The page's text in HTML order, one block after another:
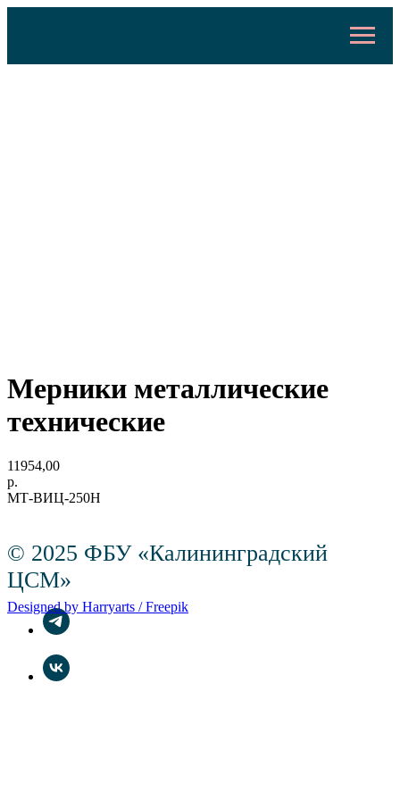
Мерники металлические
технические
11954,00
р.
МТ-ВИЦ-250Н
© 2025 ФБУ «Калининградский
ЦСМ»
Designed by Harryarts / Freepik